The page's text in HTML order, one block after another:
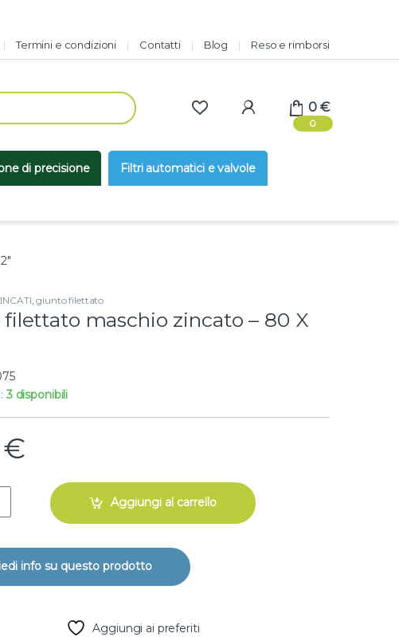
Termini e condizioni Contatti Blog Reso e rimborsi
0
0€
di precisione Filtri automatici e valvole
,giunto filettato
maschio zincato – 80 X
3 disponibili
€
filettato maschio zincato - 80 X 2" quantity
Aggiungi al carrello
Aggiungi ai preferiti